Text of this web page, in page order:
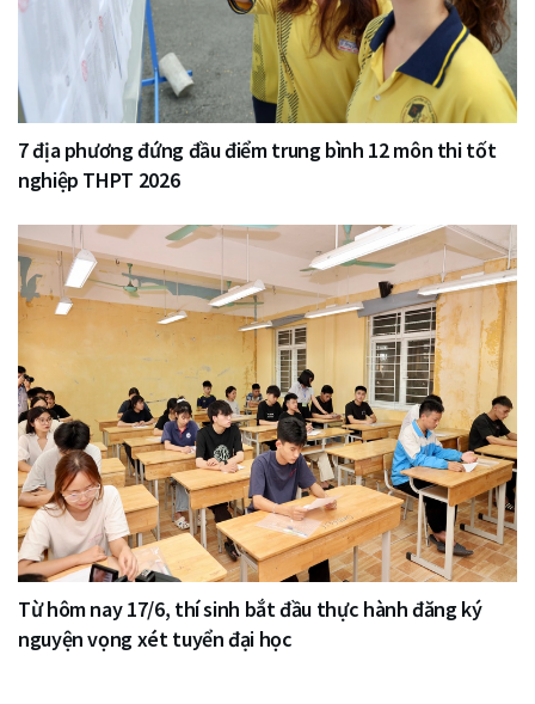
7 địa phương đứng đầu điểm trung bình 12 môn thi tốt
nghiệp THPT 2026
Từ hôm nay 17/6, thí sinh bắt đầu thực hành đăng ký
nguyện vọng xét tuyển đại học